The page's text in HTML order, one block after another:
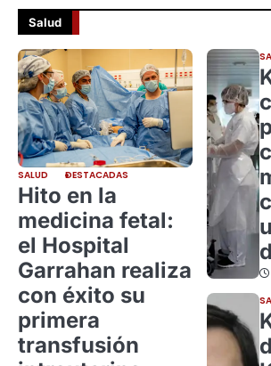
Salud
SALUD DESTACADAS
Hito en la
medicina fetal:
el Hospital
Garrahan realiza
con éxito su
primera
transfusión